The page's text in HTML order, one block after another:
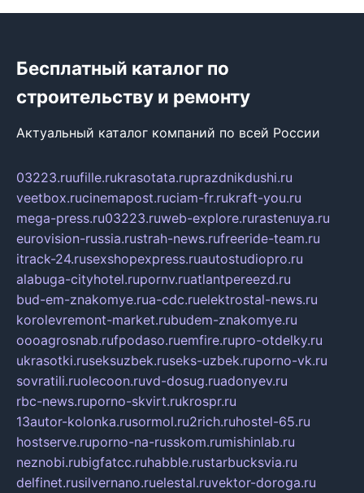
Бесплатный каталог по
строительству и ремонту
Актуальный каталог компаний по всей России
03223.ruufille.rukrasotata.ruprazdnikdushi.ru
veetbox.rucinemapost.ruciam-fr.rukraft-you.ru
mega-press.ru03223.ruweb-explore.rurastenuya.ru
eurovision-russia.rustrah-news.rufreeride-team.ru
itrack-24.rusexshopexpress.ruautostudiopro.ru
alabuga-cityhotel.rupornv.ruatlantpereezd.ru
bud-em-znakomye.rua-cdc.ruelektrostal-news.ru
korolevremont-market.rubudem-znakomye.ru
oooagrosnab.rufpodaso.ruemfire.rupro-otdelky.ru
ukrasotki.ruseksuzbek.ruseks-uzbek.ruporno-vk.ru
sovratili.ruolecoon.ruvd-dosug.ruadonyev.ru
rbc-news.ruporno-skvirt.rukrospr.ru
13autor-kolonka.rusormol.ru2rich.ruhostel-65.ru
hostserve.ruporno-na-russkom.rumishinlab.ru
neznobi.rubigfatcc.ruhabble.rustarbucksvia.ru
delfinet.rusilvernano.ruelestal.ruvektor-doroga.ru